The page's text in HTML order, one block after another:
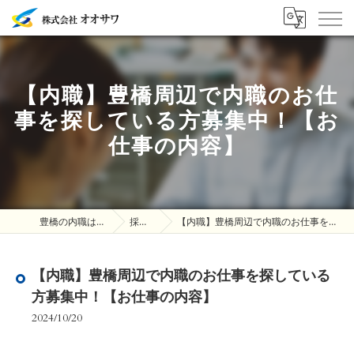
【内職】豊橋周辺で内職のお仕
事を探している方募集中！【お
仕事の内容】
豊橋の内職は株式会社オオサワ 採用ブログ 【内職】豊橋周辺で内職のお仕事を探している方募集中！【お仕事の内容】
【内職】豊橋周辺で内職のお仕事を探している
方募集中！【お仕事の内容】
2024/10/20